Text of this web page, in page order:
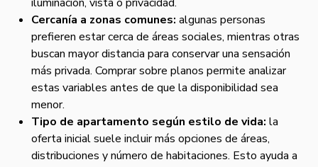
Cercanía a zonas comunes: algunas personas
prefieren estar cerca de áreas sociales, mientras otras
buscan mayor distancia para conservar una sensación
más privada. Comprar sobre planos permite analizar
estas variables antes de que la disponibilidad sea
menor.
Tipo de apartamento según estilo de vida: la
oferta inicial suele incluir más opciones de áreas,
distribuciones y número de habitaciones. Esto ayuda a